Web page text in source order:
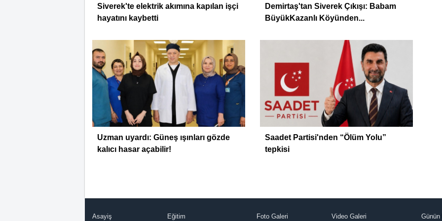
Siverek'te elektrik akımına kapılan işçi
hayatını kaybetti
Demirtaş'tan Siverek Çıkışı: Babam
BüyükKazanlı Köyünden...
Uzman uyardı: Güneş ışınları gözde
kalıcı hasar açabilir!
Saadet Partisi'nden “Ölüm Yolu”
tepkisi
Asayiş Eğitim Foto Galeri Video Galeri Günün